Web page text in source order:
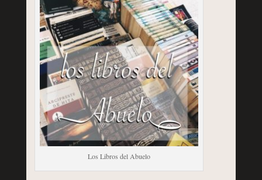
Los Libros del Abuelo